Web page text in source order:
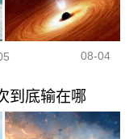
08-04
到底输在哪